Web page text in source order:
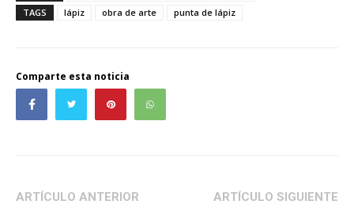
TAGS
lápiz obra de arte punta de lápiz
Comparte esta noticia
ARTÍCULO ANTERIOR ARTÍCULO SIGUIENTE